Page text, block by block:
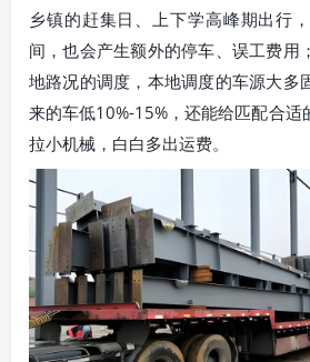
乡镇的赶集日、上下学高峰期出行
间，也会产生额外的停车、误工费用
地路况的调度，本地调度的车源大多
来的车低10%-15%，还能给匹配合适
拉小机械，白白多出运费。